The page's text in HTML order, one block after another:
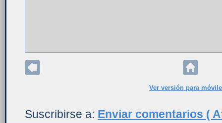
Ver versión para
Suscribirse a: Enviar comentarios (